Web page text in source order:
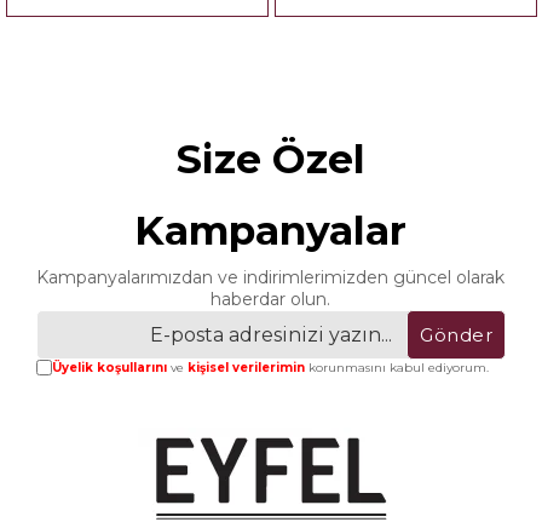
Size Özel
Kampanyalar
Kampanyalarımızdan ve indirimlerimizden güncel olarak
haberdar olun.
Gönder
Üyelik koşullarınıve kişisel verileriminkorunmasını kabul ediyorum.